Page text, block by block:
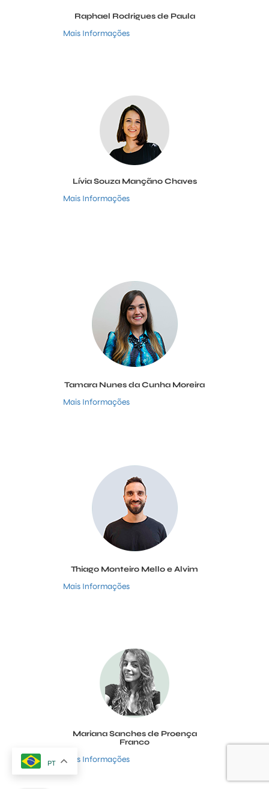
PT
Raphael Rodrigues de Paula
Mais Informações
Lívia Souza Mançãno Chaves
Mais Informações
Tamara Nunes da Cunha Moreira
Mais Informações
Thiago Monteiro Mello e Alvim
Mais Informações
Mariana Sanches de Proença
Franco
Mais Informações